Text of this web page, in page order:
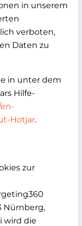
in unserem
verboten,
Daten zu
in unter dem
Hilfe-
Hotjar.
zur
Nürnberg,
wird die